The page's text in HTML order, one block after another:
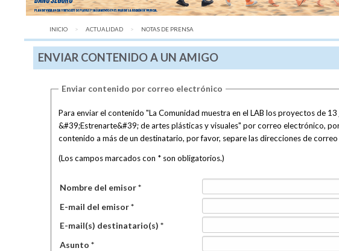
INICIO ACTUALIDAD AQUÍ:
NOTAS DE PRENSA
ENVIAR CONTENIDO A UN AMIGO
Enviar contenido por correo electrónico
Para enviar el contenido "La Comunidad muestra en el LAB los proyectos de
&#39;Estrenarte&#39; de artes plásticas y visuales" por correo electrónico,
contenido a más de un destinatario, por favor, separe las direcciones de
(Los campos marcados con * son obligatorios.)
Nombre del emisor *
E-mail del emisor *
E-mail(s) destinatario(s) *
Asunto *